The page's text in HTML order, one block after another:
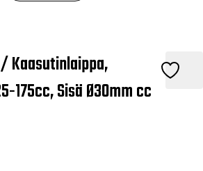
Kiinaskootterit 125-175cc,
Kaasutinlaippa,
175cc, Sisä Ø30mm cc